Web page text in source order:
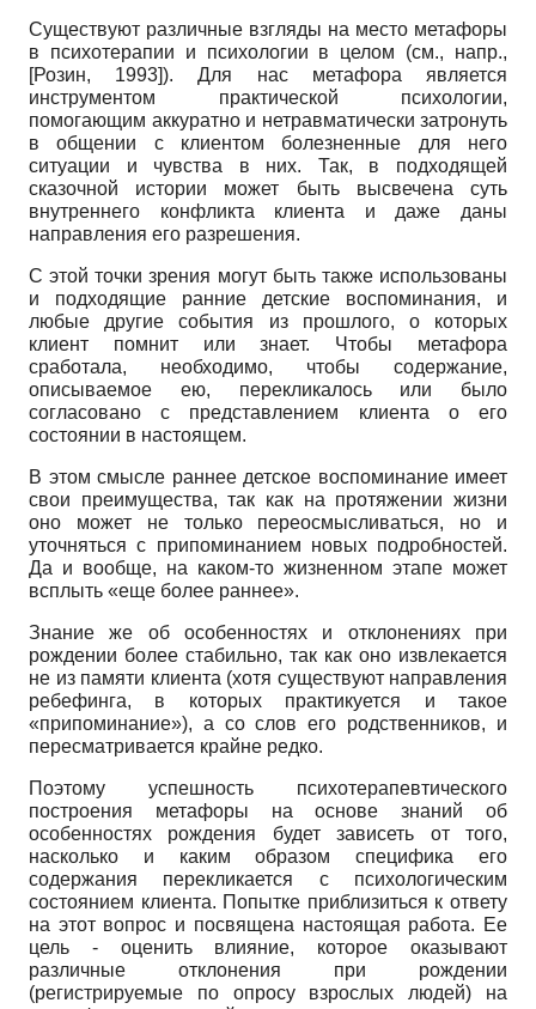
Существуют различные взгляды на место метафоры
в психотерапии и психологии в целом (см., напр.,
[Розин, 1993]). Для нас метафора является
инструментом практической психологии,
помогающим аккуратно и нетравматически затронуть
в общении с клиентом болезненные для него
ситуации и чувства в них. Так, в подходящей
сказочной истории может быть высвечена суть
внутреннего конфликта клиента и даже даны
направления его разрешения.
С этой точки зрения могут быть также использованы
и подходящие ранние детские воспоминания, и
любые другие события из прошлого, о которых
клиент помнит или знает. Чтобы метафора
сработала, необходимо, чтобы содержание,
описываемое ею, перекликалось или было
согласовано с представлением клиента о его
состоянии в настоящем.
В этом смысле раннее детское воспоминание имеет
свои преимущества, так как на протяжении жизни
оно может не только переосмысливаться, но и
уточняться с припоминанием новых подробностей.
Да и вообще, на каком-то жизненном этапе может
всплыть «еще более раннее».
Знание же об особенностях и отклонениях при
рождении более стабильно, так как оно извлекается
не из памяти клиента (хотя существуют направления
ребефинга, в которых практикуется и такое
«припоминание»), а со слов его родственников, и
пересматривается крайне редко.
Поэтому успешность психотерапевтического
построения метафоры на основе знаний об
особенностях рождения будет зависеть от того,
насколько и каким образом специфика его
содержания перекликается с психологическим
состоянием клиента. Попытке приблизиться к ответу
на этот вопрос и посвящена настоящая работа. Ее
цель - оценить влияние, которое оказывают
различные отклонения при рождении
(регистрируемые по опросу взрослых людей) на